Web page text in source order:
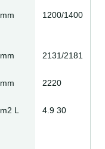
mm 1200/1400
mm 2131/2181
mm 2220
m2 L 4.9 30